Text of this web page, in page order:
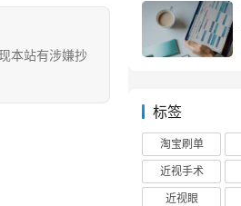
本站有涉嫌抄
标签
淘宝刷单
近视手术
近视眼